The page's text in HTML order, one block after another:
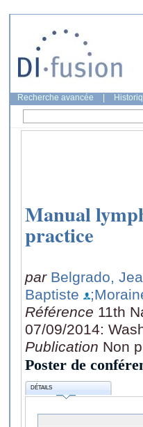
Recherche avancée
Manual
practice
par Belgrado,
Baptiste
Référence 11th
07/09/2014:
Publication Non
Poster de
DÉTAILS